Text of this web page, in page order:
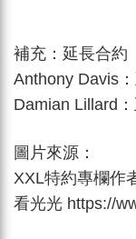
補充：延長合約
Anthony Davis
Damian Lillard
圖片來源：
XXL特約專欄作
看光光 https://